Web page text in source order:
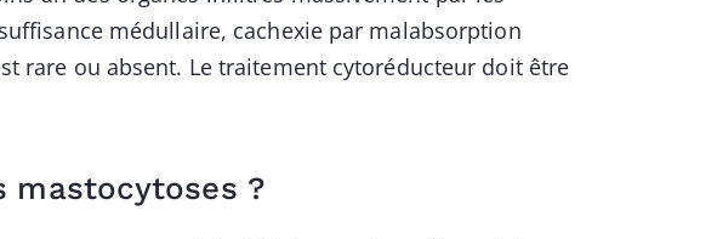
médullaire, cachexie par malabsorption
rare ou absent. Le traitement cytoréducteur doit être
mastocytoses ?